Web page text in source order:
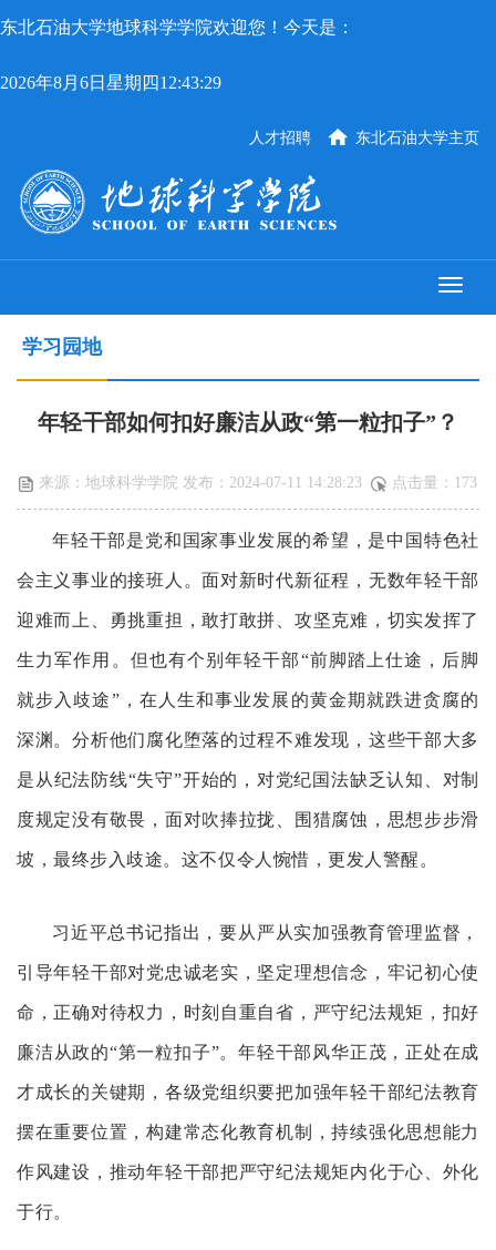
东北石油大学地球科学学院欢迎您！今天是：
2026年8月6日星期四12:43:30
东北石油大学主页
人才招聘
学习园地
年轻干部如何扣好廉洁从政“第一粒扣子”？
来源：地球科学学院 发布：2024-07-11 14:28:23 点击量： 173
年轻干部是党和国家事业发展的希望，是中国特色社
会主义事业的接班人。面对新时代新征程，无数年轻干部
迎难而上、勇挑重担，敢打敢拼、攻坚克难，切实发挥了
生力军作用。但也有个别年轻干部“前脚踏上仕途，后脚
就步入歧途”，在人生和事业发展的黄金期就跌进贪腐的
深渊。分析他们腐化堕落的过程不难发现，这些干部大多
是从纪法防线“失守”开始的，对党纪国法缺乏认知、对制
度规定没有敬畏，面对吹捧拉拢、围猎腐蚀，思想步步滑
坡，最终步入歧途。这不仅令人惋惜，更发人警醒。
习近平总书记指出，要从严从实加强教育管理监督，
引导年轻干部对党忠诚老实，坚定理想信念，牢记初心使
命，正确对待权力，时刻自重自省，严守纪法规矩，扣好
廉洁从政的“第一粒扣子”。年轻干部风华正茂，正处在成
才成长的关键期，各级党组织要把加强年轻干部纪法教育
摆在重要位置，构建常态化教育机制，持续强化思想能力
作风建设，推动年轻干部把严守纪法规矩内化于心、外化
于行。